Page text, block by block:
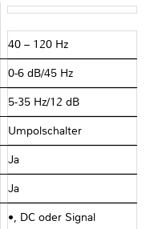
40 – 120 Hz
0-6 dB/45 Hz
5-35 Hz/12 dB
Umpolschalter
Ja
Ja
•, DC oder Signal